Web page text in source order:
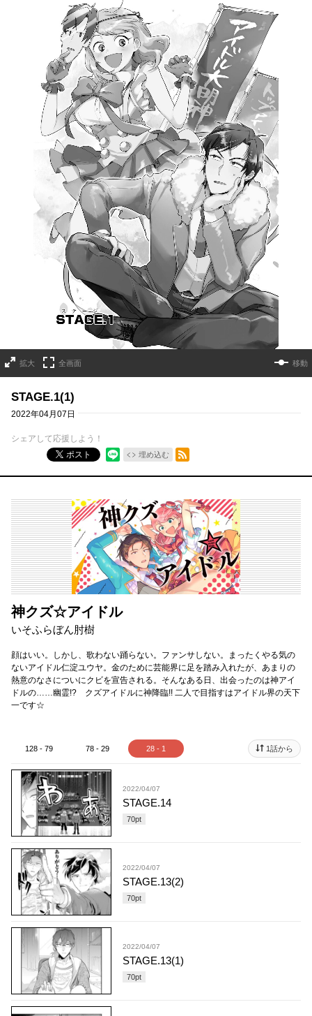
拡大 全画面 移動
STAGE.1(1)
2022年04月07日
シェアして応援しよう！
ポスト
埋め込む
RSSフィード
神クズ☆アイドル
いそふらぼん肘樹
顔はいい。しかし、歌わない踊らない。ファンサしない。まったくやる気の
ないアイドル仁淀ユウヤ。金のために芸能界に足を踏み入れたが、あまりの
熱意のなさについにクビを宣告される。そんなある日、出会ったのは神アイ
ドルの……幽霊!? クズアイドルに神降臨!! 二人で目指すはアイドル界の天下
一です☆
128 - 79 78 - 29 28 - 1 1話から
2022/04/07
STAGE.14
70pt
2022/04/07
STAGE.13(2)
70pt
2022/04/07
STAGE.13(1)
70pt